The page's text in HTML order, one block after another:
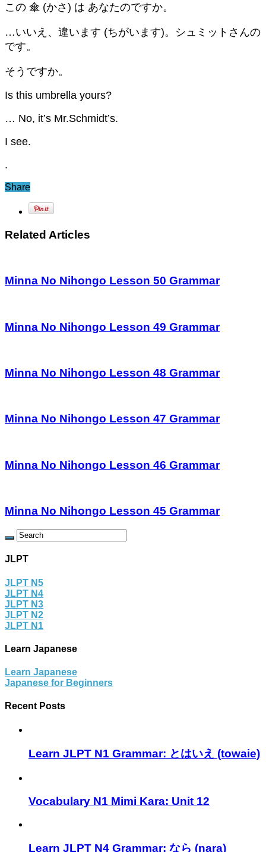
この 傘 (かさ) は あなたのですか。
…いいえ、違います (ちがいます)。シュミットさんの
です。
そうですか。
Is this umbrella yours?
… No, it’s Mr.Schmidt’s.
I see.
.
Share
Related Articles
Minna No Nihongo Lesson 50 Grammar
Minna No Nihongo Lesson 49 Grammar
Minna No Nihongo Lesson 48 Grammar
Minna No Nihongo Lesson 47 Grammar
Minna No Nihongo Lesson 46 Grammar
Minna No Nihongo Lesson 45 Grammar
JLPT
JLPT N5
JLPT N4
JLPT N3
JLPT N2
JLPT N1
Learn Japanese
Learn Japanese
Japanese for Beginners
Recent Posts
Learn JLPT N1 Grammar: とはいえ (towaie)
Vocabulary N1 Mimi Kara: Unit 12
Learn JLPT N4 Grammar: なら (nara)